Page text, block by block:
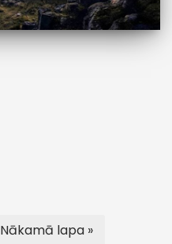
Nākamā lapa »